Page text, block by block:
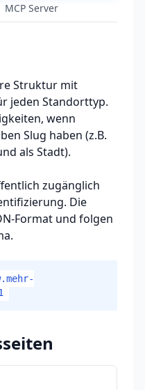
MCP Server
Struktur mit
jeden Standorttyp.
wenn
Slug haben (z.B.
als Stadt).
zugänglich
Die
Format und folgen